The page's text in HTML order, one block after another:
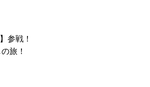
参戦！
旅！